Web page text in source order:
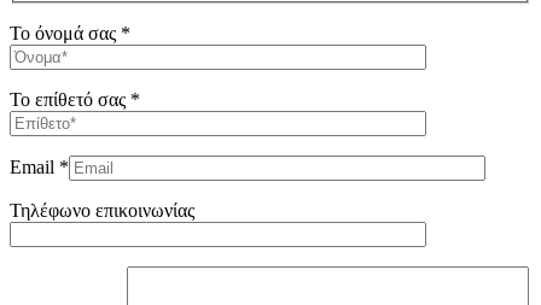
Το όνομά σας *
Το επίθετό σας *
Email *
Τηλέφωνο επικοινωνίας